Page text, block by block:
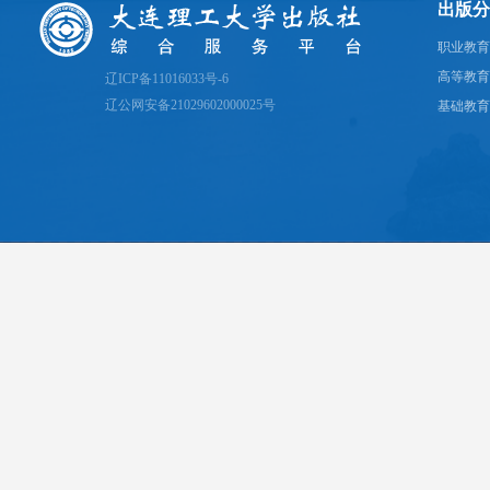
辽ICP备11016033号-6
辽公网安备21029602000025号
出版
职业教
高等教
基础教